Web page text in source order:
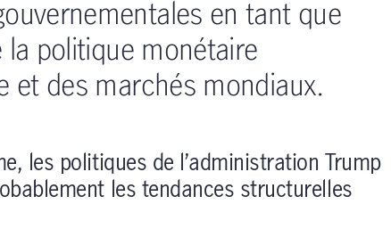
en tant que
la politique monétaire
et des marchés mondiaux.
les politiques de l’administration Trump
les tendances structurelles